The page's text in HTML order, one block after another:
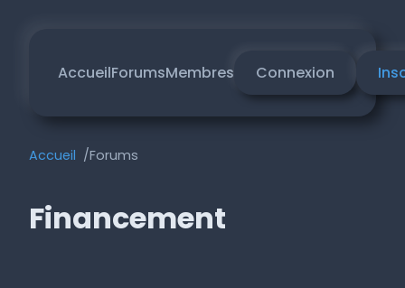
AccueilForumsMembres Connexion
Accueil Forums
Financement